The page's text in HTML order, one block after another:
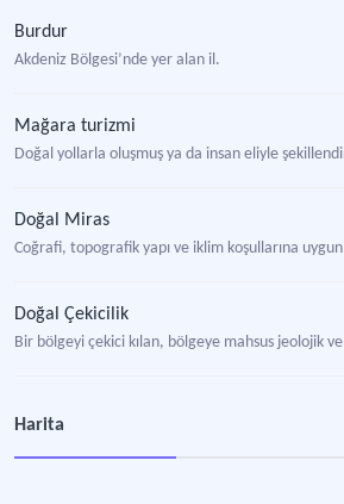
Burdur
Akdeniz Bölgesi’nde yer alan il.
Mağara turizmi
Doğal yollarla oluşmuş ya da insan eliyle
Doğal Miras
Coğrafi, topografik yapı ve iklim koşullarına
Doğal Çekicilik
Bir bölgeyi çekici kılan, bölgeye mahsus jeolojik
Harita